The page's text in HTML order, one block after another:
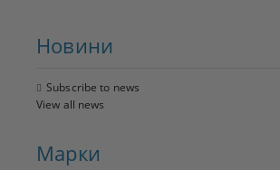
Новини
Subscribe to news
View all news
Марки